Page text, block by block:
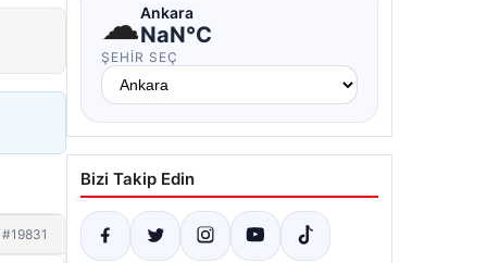
#19831
☁Ankara
NaN°C
ŞEHIR SEÇ
Bizi Takip Edin